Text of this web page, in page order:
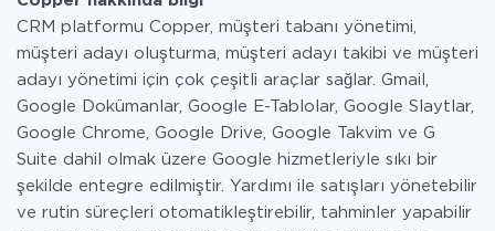
CRM platformu Copper, müşteri tabanı yönetimi,
müşteri adayı oluşturma, müşteri adayı takibi ve müşteri
adayı yönetimi için çok çeşitli araçlar sağlar. Gmail,
Google Dokümanlar, Google E-Tablolar, Google Slaytlar,
Google Chrome, Google Drive, Google Takvim ve G
Suite dahil olmak üzere Google hizmetleriyle sıkı bir
şekilde entegre edilmiştir. Yardımı ile satışları yönetebilir
ve rutin süreçleri otomatikleştirebilir, tahminler yapabilir